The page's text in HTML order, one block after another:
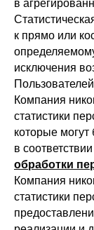
в
к прямо или
исключения
Компания
статистики
которые
в
обработки
Компания
статистики